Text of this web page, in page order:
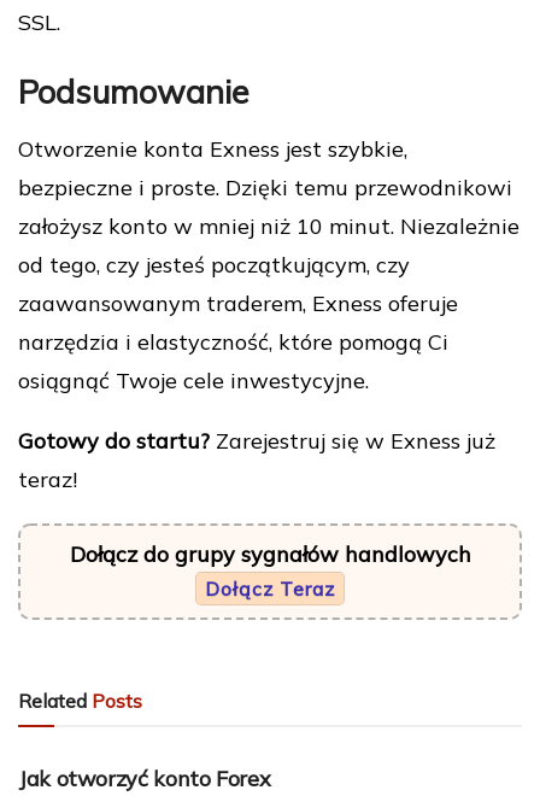
SSL.
Podsumowanie
Otworzenie konta Exness jest szybkie,
bezpieczne i proste. Dzięki temu przewodnikowi
założysz konto w mniej niż 10 minut. Niezależnie
od tego, czy jesteś początkującym, czy
zaawansowanym traderem, Exness oferuje
narzędzia i elastyczność, które pomogą Ci
osiągnąć Twoje cele inwestycyjne.
Gotowy do startu? Zarejestruj się w Exness już
teraz!
Dołącz do grupy sygnałów handlowych
Dołącz Teraz
Related Posts
FOREX ACCOUNT (PL)
Jak otworzyć konto Forex